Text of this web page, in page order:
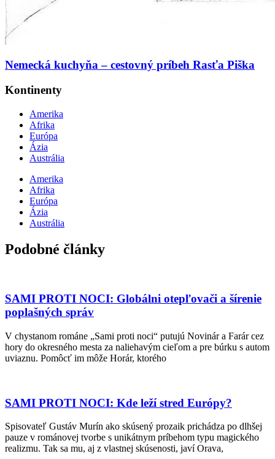
Nemecká kuchyňa – cestovný príbeh Rasťa Piška
Kontinenty
Amerika
Afrika
Európa
Ázia
Austrália
Amerika
Afrika
Európa
Ázia
Austrália
Podobné články
SAMI PROTI NOCI: Globálni otepľovači a šírenie
poplašných správ
V chystanom románe „Sami proti noci“ putujú Novinár a Farár cez
hory do okresného mesta za naliehavým cieľom a pre búrku s autom
uviaznu. Pomôcť im môže Horár, ktorého
SAMI PROTI NOCI: Kde leží stred Európy?
Spisovateľ Gustáv Murín ako skúsený prozaik prichádza po dlhšej
pauze v románovej tvorbe s unikátnym príbehom typu magického
realizmu. Tak sa mu, aj z vlastnej skúsenosti, javí Orava,